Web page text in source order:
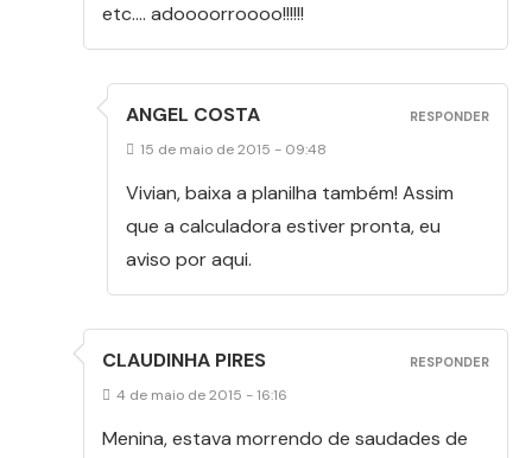
etc…. adoooorroooo!!!!!!
ANGEL COSTA
15 de maio de 2015 - 09:48
Vivian, baixa a planilha também! Assim
que a calculadora estiver pronta, eu
aviso por aqui.
RESPONDER
CLAUDINHA PIRES
4 de maio de 2015 - 16:16
Menina, estava morrendo de saudades de
RESPONDER